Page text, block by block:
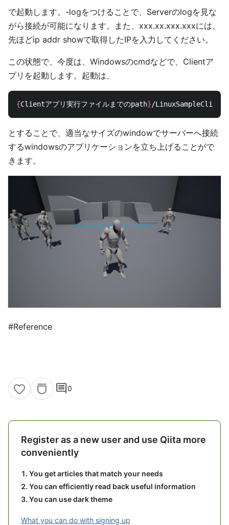
で起動します。-logをつけることで、Serverのlogを見な
がら接続が可能になります。また、xxx.xx.xxx.xxxには、
先ほどip addr showで取得したIPを入力してください。
この状態で、今度は、Windowsのcmdなどで、Clientア
プリを起動します。起動は、
{Clientアプリ実行ファイルまでのpath}/LinuxSampleClient
とすることで、適当なサイズのwindowでサーバーへ接続
するwindowsのアプリケーションを立ち上げることがで
きます。
#Reference
comment0
Register as a new user and use Qiita more
conveniently
You get articles that match your needs
You can efficiently read back useful information
You can use dark theme
What you can do with signing up